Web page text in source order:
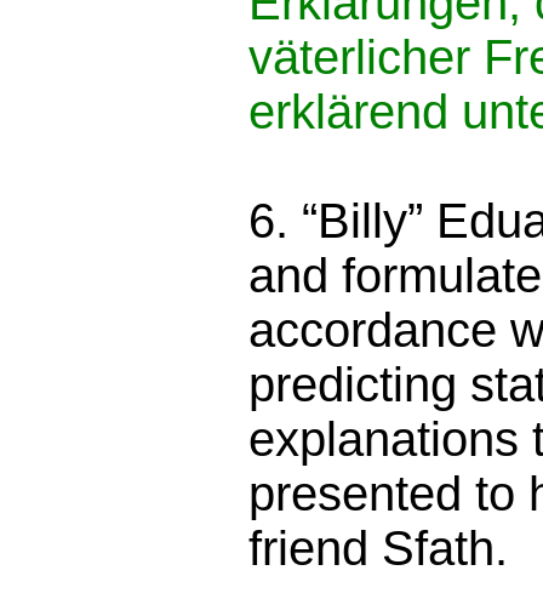
väterlicher
erklärend
6. “Billy”
and
accordance
predicting
explanations
presented to
friend Sfath.